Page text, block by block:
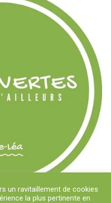
un ravitaillement de cookies
la plus pertinente en